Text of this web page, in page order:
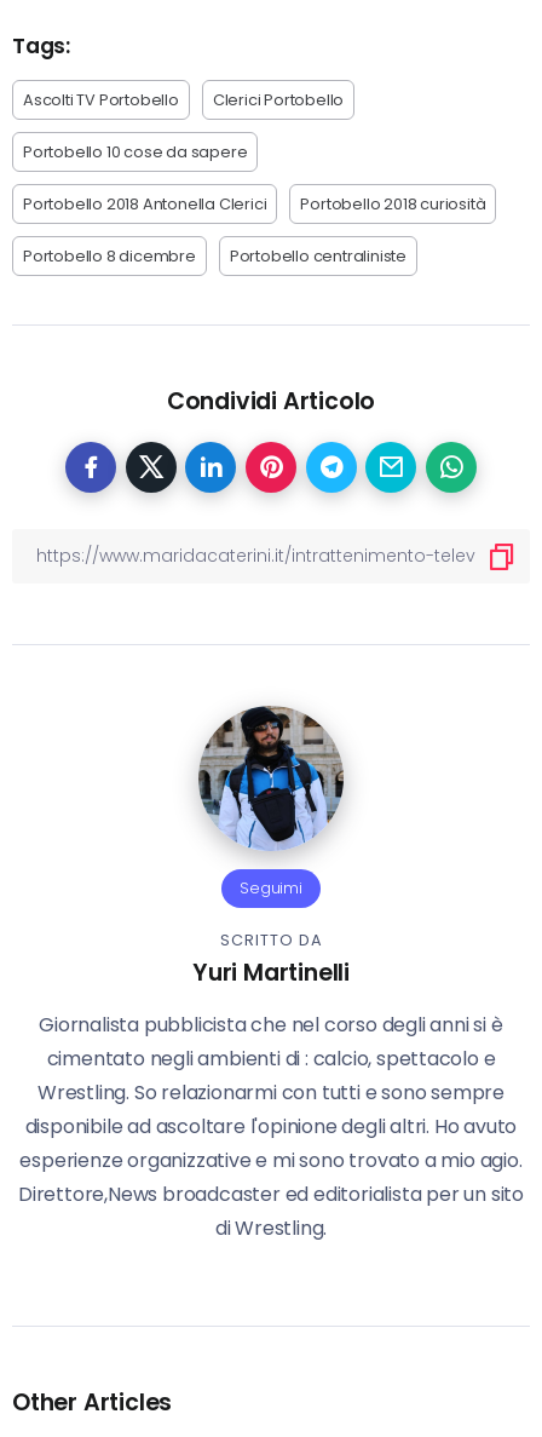
Tags:
Ascolti TV Portobello Clerici Portobello
Portobello 10 cose da sapere
Portobello 2018 Antonella Clerici Portobello 2018 curiosità
Portobello 8 dicembre Portobello centraliniste
Condividi Articolo
Seguimi
SCRITTO DA
Yuri Martinelli
Giornalista pubblicista che nel corso degli anni si è
cimentato negli ambienti di : calcio, spettacolo e
Wrestling. So relazionarmi con tutti e sono sempre
disponibile ad ascoltare l'opinione degli altri. Ho avuto
esperienze organizzative e mi sono trovato a mio agio.
Direttore,News broadcaster ed editorialista per un sito
di Wrestling.
Other Articles